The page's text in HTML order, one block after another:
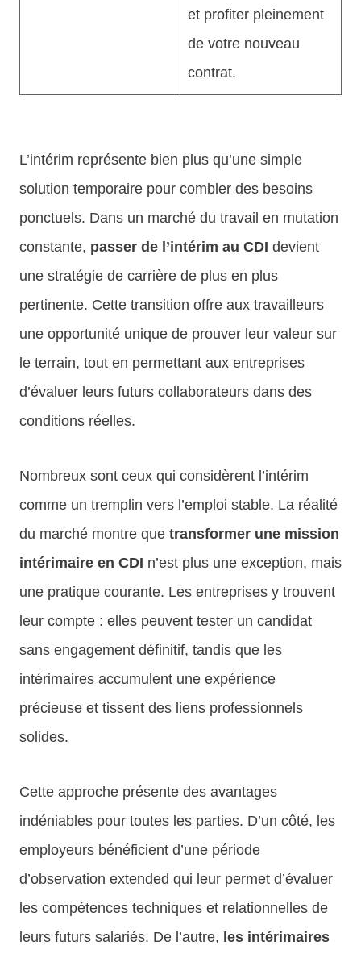
et profiter pleinement
de votre nouveau
contrat.
L’intérim représente bien plus qu’une simple
solution temporaire pour combler des besoins
ponctuels. Dans un marché du travail en mutation
constante, passer de l’intérim au CDI devient
une stratégie de carrière de plus en plus
pertinente. Cette transition offre aux travailleurs
une opportunité unique de prouver leur valeur sur
le terrain, tout en permettant aux entreprises
d’évaluer leurs futurs collaborateurs dans des
conditions réelles.
Nombreux sont ceux qui considèrent l’intérim
comme un tremplin vers l’emploi stable. La réalité
du marché montre que transformer une mission
intérimaire en CDI n’est plus une exception, mais
une pratique courante. Les entreprises y trouvent
leur compte : elles peuvent tester un candidat
sans engagement définitif, tandis que les
intérimaires accumulent une expérience
précieuse et tissent des liens professionnels
solides.
Cette approche présente des avantages
indéniables pour toutes les parties. D’un côté, les
employeurs bénéficient d’une période
d’observation extended qui leur permet d’évaluer
les compétences techniques et relationnelles de
leurs futurs salariés. De l’autre, les intérimaires